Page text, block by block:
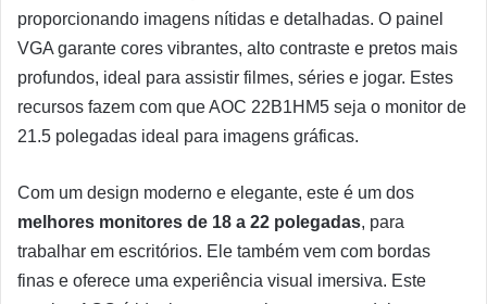
proporcionando imagens nítidas e detalhadas. O painel
VGA garante cores vibrantes, alto contraste e pretos mais
profundos, ideal para assistir filmes, séries e jogar. Estes
recursos fazem com que AOC 22B1HM5 seja o monitor de
21.5 polegadas ideal para imagens gráficas.
Com um design moderno e elegante, este é um dos
melhores monitores de 18 a 22 polegadas, para
trabalhar em escritórios. Ele também vem com bordas
finas e oferece uma experiência visual imersiva. Este